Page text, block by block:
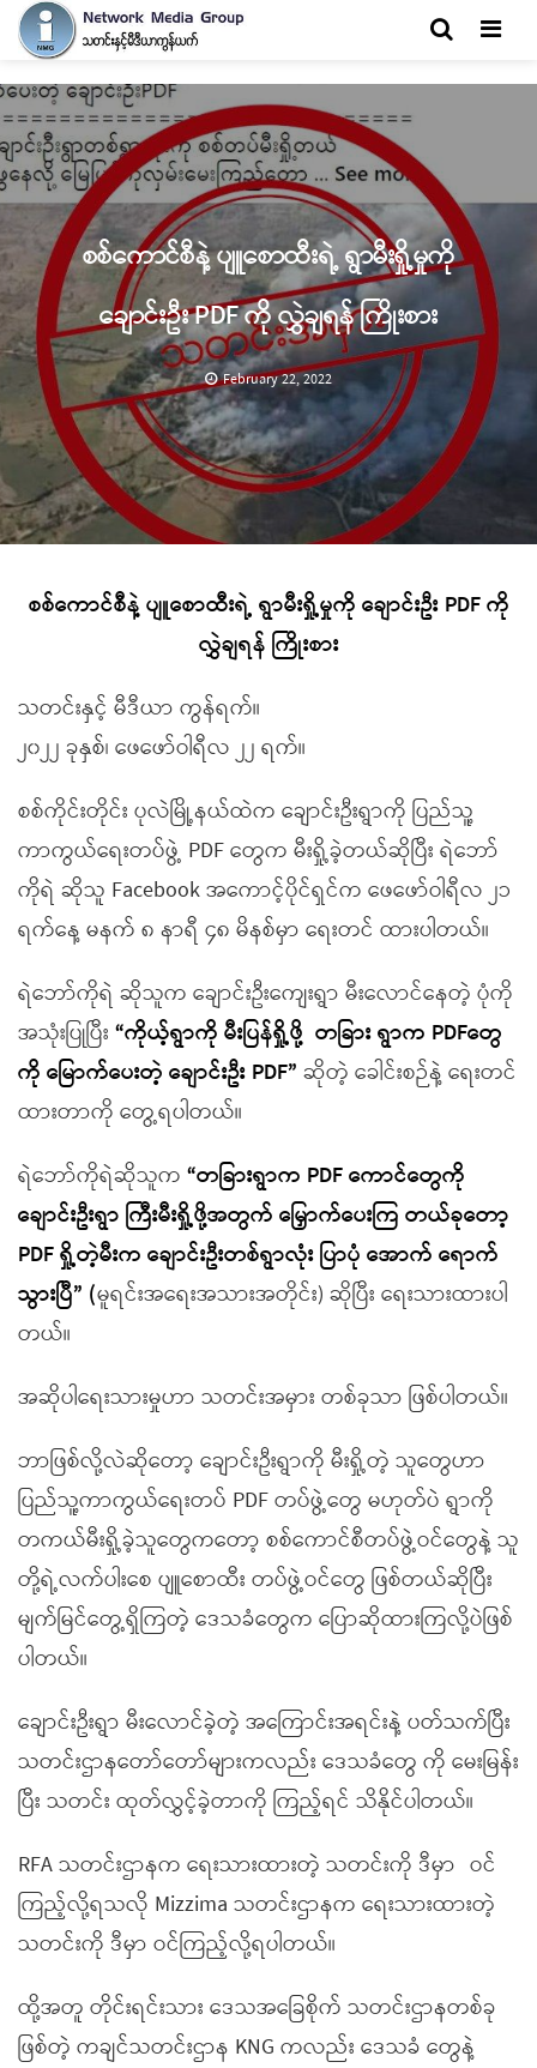
စစ်ကောင်စီနဲ့ ပျူစောထီးရဲ့ ရွာမီးရှို့မှုကို
ချောင်းဦး PDF ကို လွှဲချရန် ကြိုးစား
February 22, 2022
စစ်ကောင်စီနဲ့ ပျူစောထီးရဲ့ ရွာမီးရှို့မှုကို ချောင်းဦး PDF ကို
လွှဲချရန် ကြိုးစား
သတင်းနှင့် မီဒီယာ ကွန်ရက်။
၂၀၂၂ ခုနှစ်၊ ဖေဖော်ဝါရီလ ၂၂ ရက်။
စစ်ကိုင်းတိုင်း ပုလဲမြို့နယ်ထဲက ချောင်းဦးရွာကို ပြည်သူ့
ကာကွယ်ရေးတပ်ဖွဲ့ PDF တွေက မီးရှို့ခဲ့တယ်ဆိုပြီး ရဲဘော်
ကိုရဲ ဆိုသူ Facebook အကောင့်ပိုင်ရှင်က ဖေဖော်ဝါရီလ ၂၁
ရက်နေ့ မနက် ၈ နာရီ ၄၈ မိနစ်မှာ ရေးတင် ထားပါတယ်။
ရဲဘော်ကိုရဲ ဆိုသူက ချောင်းဦးကျေးရွာ မီးလောင်နေတဲ့ ပုံကို
အသုံးပြုပြီး “ကိုယ့်ရွာကို မီးပြန်ရှို့ဖို့ တခြား ရွာက PDFတွေ
ကို မြောက်ပေးတဲ့ ချောင်းဦး PDF” ဆိုတဲ့ ခေါင်းစဉ်နဲ့ ရေးတင်
ထားတာကို တွေ့ရပါတယ်။
ရဲဘော်ကိုရဲဆိုသူက “တခြားရွာက PDFကောင်တွေကို
ချောင်းဦးရွာ ကြီးမီးရှို့ဖို့အတွက် မြှောက်ပေးကြ တယ်ခုတော့
PDFရှို့တဲ့မီးက ချောင်းဦးတစ်ရွာလုံး ပြာပုံ အောက် ရောက်
သွားပြီ” (မူရင်းအရေးအသားအတိုင်း) ဆိုပြီး ရေးသားထားပါ
တယ်။
အဆိုပါရေးသားမှုဟာ သတင်းအမှား တစ်ခုသာ ဖြစ်ပါတယ်။
ဘာဖြစ်လို့လဲဆိုတော့ ချောင်းဦးရွာကို မီးရှို့တဲ့ သူတွေဟာ
ပြည်သူ့ကာကွယ်ရေးတပ် PDF တပ်ဖွဲ့တွေ မဟုတ်ပဲ ရွာကို
တကယ်မီးရှို့ခဲ့သူတွေကတော့ စစ်ကောင်စီတပ်ဖွဲ့ဝင်တွေနဲ့ သူ
တို့ရဲ့လက်ပါးစေ ပျူစောထီး တပ်ဖွဲ့ဝင်တွေ ဖြစ်တယ်ဆိုပြီး
မျက်မြင်တွေ့ရှိကြတဲ့ ဒေသခံတွေက ပြောဆိုထားကြလို့ပဲဖြစ်
ပါတယ်။
ချောင်းဦးရွာ မီးလောင်ခဲ့တဲ့ အကြောင်းအရင်းနဲ့ ပတ်သက်ပြီး
သတင်းဌာနတော်တော်များကလည်း ဒေသခံတွေ ကို မေးမြန်း
ပြီး သတင်း ထုတ်လွှင့်ခဲ့တာကို ကြည့်ရင် သိနိုင်ပါတယ်။
RFA သတင်းဌာနက ရေးသားထားတဲ့ သတင်းကို ဒီမှာ ဝင်
ကြည့်လို့ရသလို Mizzima သတင်းဌာနက ရေးသားထားတဲ့
သတင်းကို ဒီမှာ ဝင်ကြည့်လို့ရပါတယ်။
ထို့အတူ တိုင်းရင်းသား ဒေသအခြေစိုက် သတင်းဌာနတစ်ခု
ဖြစ်တဲ့ ကချင်သတင်းဌာန KNG ကလည်း ဒေသခံ တွေနဲ့